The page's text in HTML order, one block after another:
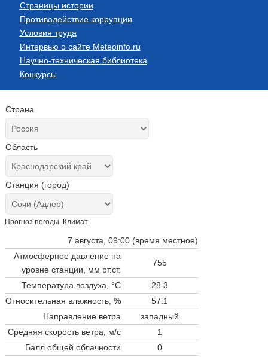
Страницы истории
Противодействие коррупции
Условия труда
Интервью о сайте Meteoinfo.ru
Научно-техническая библиотека
Конкурсы
Страна
Область
Станция (город)
Прогноз погоды Климат
7 августа, 09:00 (время местное)
Атмосферное давление на
уровне станции, мм рт.ст.
755
Температура воздуха, °C
28.3
Относительная влажность, %
57.1
Направление ветра
западный
Средняя скорость ветра, м/с
1
Балл общей облачности
0